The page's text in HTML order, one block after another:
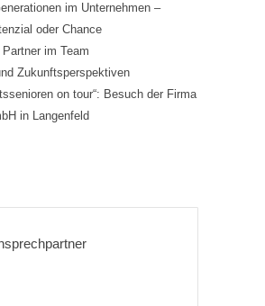
im Unternehmen –
oder Chance
im Team
Zukunftsperspektiven
on tour“: Besuch der Firma
in Langenfeld